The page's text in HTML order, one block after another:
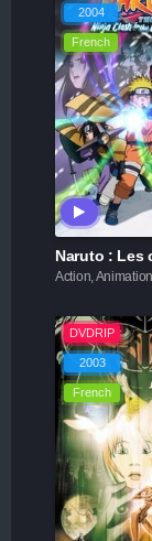
2004
French
Action,
DVDRIP
2003
French